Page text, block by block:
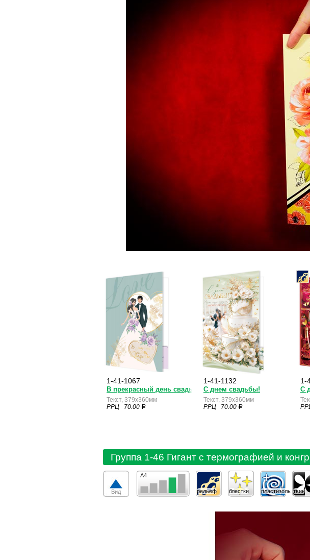
1-41-1067
В прекрасный день свадьбы! ( С карманом )
Текст, 379x360мм
РРЦ 70.00 a
1-41-1132
С днем свадьбы!
Текст, 379x360мм
РРЦ 70.00 a
1-
С
Группа 1-46 Гигант с термографией и
Вид
А4
рельеф блестки пластизоль твин